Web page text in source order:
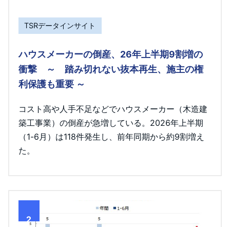
TSRデータインサイト
ハウスメーカーの倒産、26年上半期9割増の
衝撃 ～ 踏み切れない抜本再生、施主の権
利保護も重要 ～
コスト高や人手不足などでハウスメーカー（木造建
築工事業）の倒産が急増している。2026年上半期
（1-6月）は118件発生し、前年同期から約9割増え
た。
2